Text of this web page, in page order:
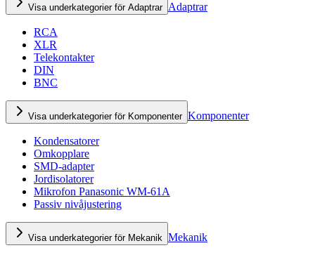
Visa underkategorier för Adaptrar Adaptrar
RCA
XLR
Telekontakter
DIN
BNC
Visa underkategorier för Komponenter Komponenter
Kondensatorer
Omkopplare
SMD-adapter
Jordisolatorer
Mikrofon Panasonic WM-61A
Passiv nivåjustering
Visa underkategorier för Mekanik Mekanik